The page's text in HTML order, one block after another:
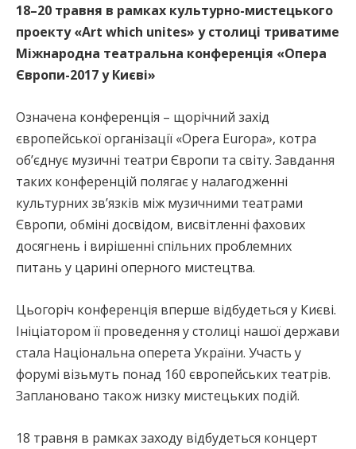
18–20 травня в рамках культурно-мистецького
проекту «Art which unites» у столиці триватиме
Міжнародна театральна конференція «Опера
Європи-2017 у Києві»
Означена конференція – щорічний захід
європейської організації «Opera Europa», котра
об’єднує музичні театри Європи та світу. Завдання
таких конференцій полягає у налагодженні
культурних зв’язків між музичними театрами
Європи, обміні досвідом, висвітленні фахових
досягнень і вирішенні спільних проблемних
питань у царині оперного мистецтва.
Цьогоріч конференція вперше відбудеться у Києві.
Ініціатором її проведення у столиці нашої держави
стала Національна оперета України. Участь у
форумі візьмуть понад 160 європейських театрів.
Заплановано також низку мистецьких подій.
18 травня в рамках заходу відбудеться концерт